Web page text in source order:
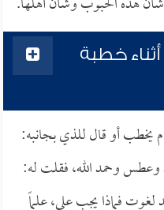
خطبة
يخطب أو قال للذي بجانبه:
وعطس وحمد الله، فقلت له:
فماذا يجب علي، علماً